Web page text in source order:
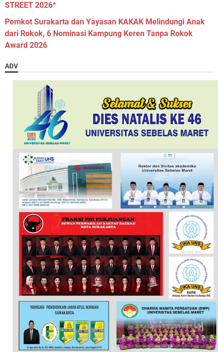
STREET 2026*
Pemkot Surakarta dan Yayasan KAKAK Melindungi Anak
dari Rokok, 6 Nominasi Kampung Keren Tanpa Rokok
Award 2026
ADV